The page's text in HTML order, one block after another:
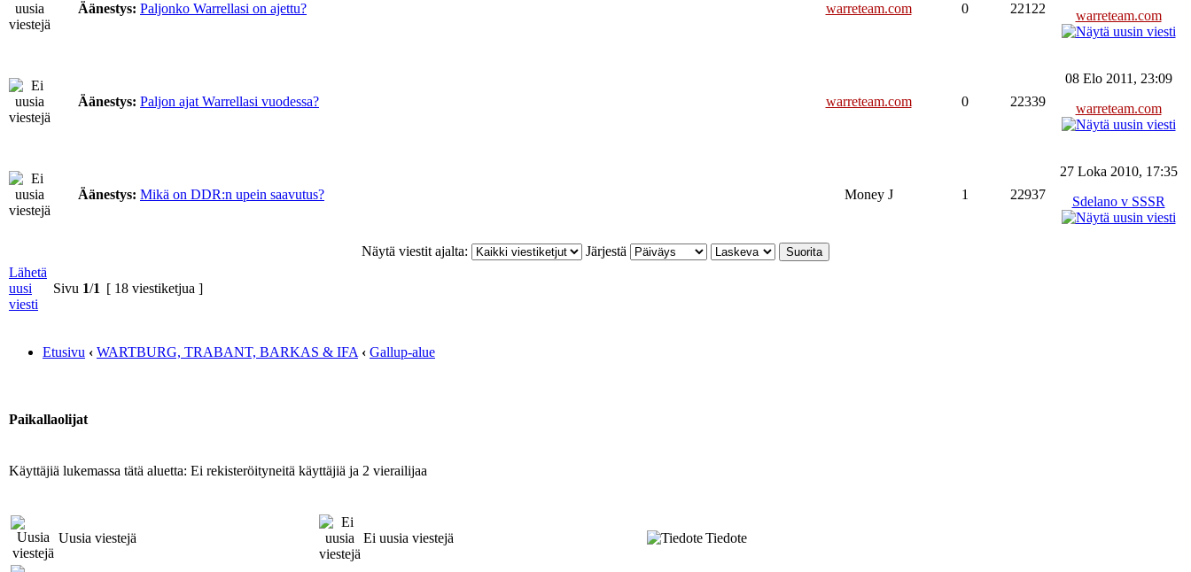
Äänestys: Paljonko Warrellasi on ajettu? warreteam.com 0 22122
warreteam.com
Äänestys: Paljon ajat Warrellasi vuodessa? warreteam.com 0 22339
08 Elo 2011, 23:09
warreteam.com
Äänestys: Mikä on DDR:n upein saavutus? Money J 1 22937
27 Loka 2010, 17:35
Sdelano v SSSR
Näytä viestit ajalta:
Järjestä
Lähetä
uusi
viesti
Sivu 1/1 [ 18 viestiketjua ]
Etusivu ‹ WARTBURG, TRABANT, BARKAS & IFA ‹ Gallup-alue
Paikallaolijat
Käyttäjiä lukemassa tätä aluetta: Ei rekisteröityneitä käyttäjiä ja 2 vierailijaa
Uusia viestejä Ei uusia viestejä Tiedote